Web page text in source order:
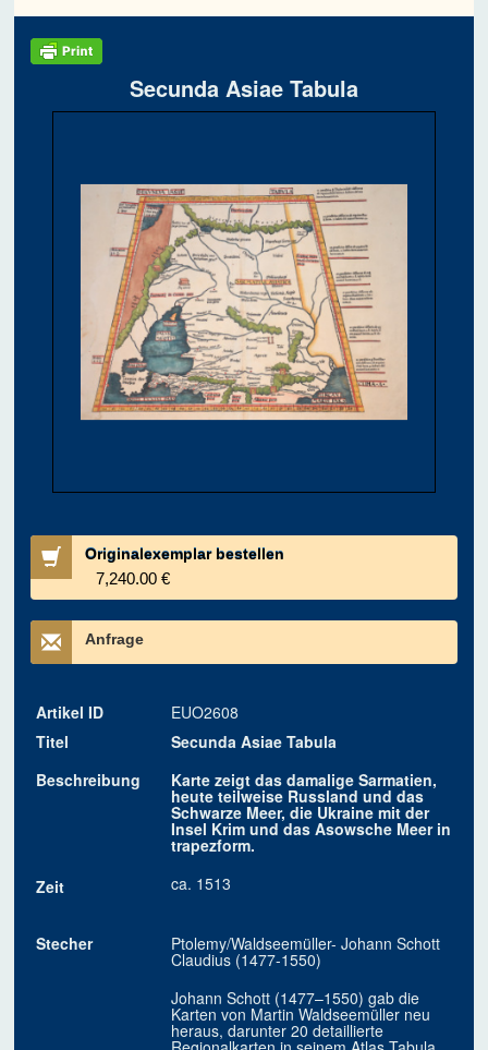
Secunda Asiae Tabula
Originalexemplar bestellen
7,240.00 €
Anfrage
Artikel ID
EUO2608
Titel
Secunda Asiae Tabula
Beschreibung
Karte zeigt das damalige Sarmatien,
heute teilweise Russland und das
Schwarze Meer, die Ukraine mit der
Insel Krim und das Asowsche Meer in
trapezform.
Zeit
ca. 1513
Stecher Ptolemy/Waldseemüller- Johann Schott
Claudius (1477-1550)
Johann Schott (1477–1550) gab die
Karten von Martin Waldseemüller neu
heraus, darunter 20 detaillierte